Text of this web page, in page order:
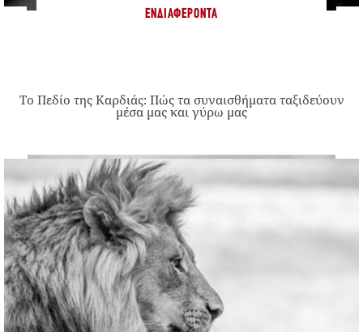
ΕΝΔΙΑΦΈΡΟΝΤΑ
Το Πεδίο της Καρδιάς: Πώς τα συναισθήματα ταξιδεύουν
μέσα μας και γύρω μας